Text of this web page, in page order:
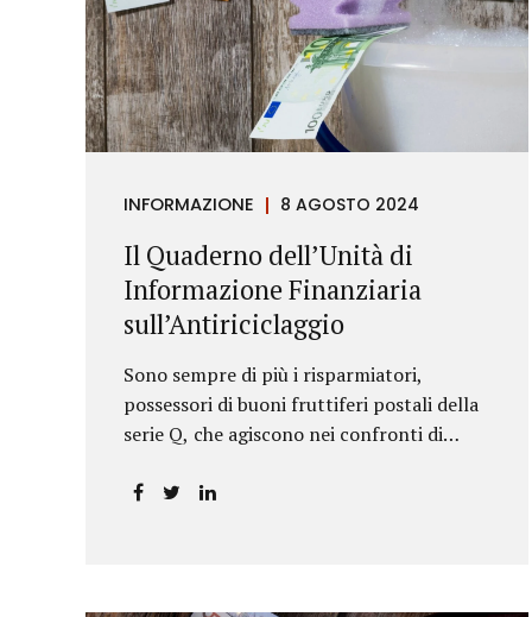
risalente al 1986, precedente alla loro
sottoscrizione, e di un timbro che Poste
aveva messo sopra la tabella, la quale
riportava un generico...
INFORMAZIONE 8 AGOSTO 2024
Il Quaderno dell’Unità di
Informazione Finanziaria
sull’Antiriciclaggio
Sono sempre di più i risparmiatori,
possessori di buoni fruttiferi postali della
serie Q, che agiscono nei confronti di